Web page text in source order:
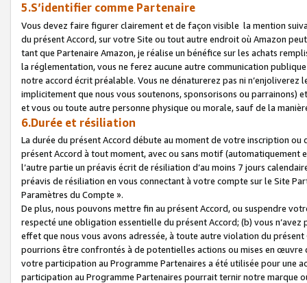
5.S’identifier comme Partenaire
Vous devez faire figurer clairement et de façon visible la mention
du présent Accord, sur votre Site ou tout autre endroit où Amazon
tant que Partenaire Amazon, je réalise un bénéfice sur les achats
la réglementation, vous ne ferez aucune autre communication
notre accord écrit préalable. Vous ne dénaturerez pas ni
implicitement que nous vous soutenons, sponsorisons ou parrainons)
et vous ou toute autre personne physique ou morale, sauf de la
6.Durée et résiliation
La durée du présent Accord débute au moment de votre inscription
présent Accord à tout moment, avec ou sans motif (automatiquement
l’autre partie un préavis écrit de résiliation d’au moins 7 jours
préavis de résiliation en vous connectant à votre compte sur le Site
Paramètres du Compte ».
De plus, nous pouvons mettre fin au présent Accord, ou suspendre
respecté une obligation essentielle du présent Accord; (b) vous
effet que nous vous avons adressée, à toute autre violation du
pourrions être confrontés à de potentielles actions ou mises en
votre participation au Programme Partenaires a été utilisée pour une
participation au Programme Partenaires pourrait ternir notre marque